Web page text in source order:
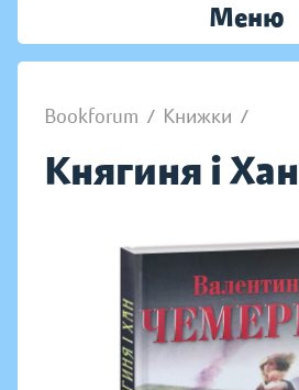
Меню
Bookforum / Книжки /
Княгиня і Хан